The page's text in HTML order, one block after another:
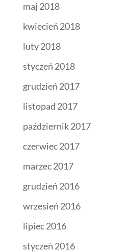
maj 2018
kwiecień 2018
luty 2018
styczeń 2018
grudzień 2017
listopad 2017
październik 2017
czerwiec 2017
marzec 2017
grudzień 2016
wrzesień 2016
lipiec 2016
styczeń 2016